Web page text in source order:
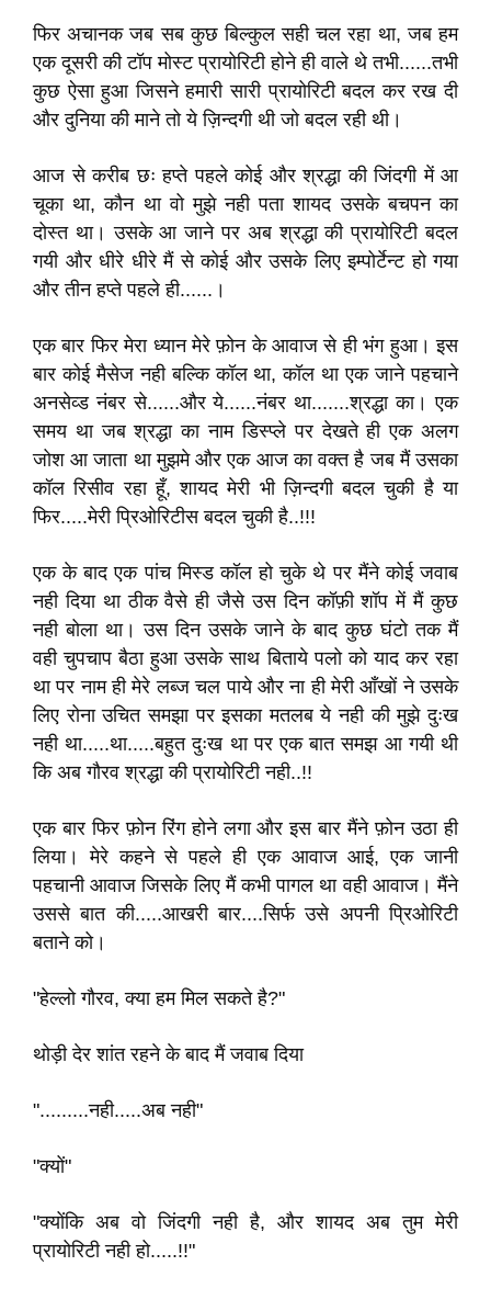
फिर अचानक जब सब कुछ बिल्कुल सही चल रहा था, जब हम
एक दूसरी की टॉप मोस्ट प्रायोरिटी होने ही वाले थे तभी......तभी
कुछ ऐसा हुआ जिसने हमारी सारी प्रायोरिटी बदल कर रख दी
और दुनिया की माने तो ये ज़िन्दगी थी जो बदल रही थी।
आज से करीब छः हप्ते पहले कोई और श्रद्धा की जिंदगी में आ
चूका था, कौन था वो मुझे नही पता शायद उसके बचपन का
दोस्त था। उसके आ जाने पर अब श्रद्धा की प्रायोरिटी बदल
गयी और धीरे धीरे मैं से कोई और उसके लिए इम्पोर्टेन्ट हो गया
और तीन हप्ते पहले ही......।
एक बार फिर मेरा ध्यान मेरे फ़ोन के आवाज से ही भंग हुआ। इस
बार कोई मैसेज नही बल्कि कॉल था, कॉल था एक जाने पहचाने
अनसेव्ड नंबर से......और ये......नंबर था.......श्रद्धा का। एक
समय था जब श्रद्धा का नाम डिस्प्ले पर देखते ही एक अलग
जोश आ जाता था मुझमे और एक आज का वक्त है जब मैं उसका
कॉल रिसीव रहा हूँ, शायद मेरी भी ज़िन्दगी बदल चुकी है या
फिर.....मेरी प्रिओरिटीस बदल चुकी है..!!!
एक के बाद एक पांच मिस्ड कॉल हो चुके थे पर मैंने कोई जवाब
नही दिया था ठीक वैसे ही जैसे उस दिन कॉफ़ी शॉप में मैं कुछ
नही बोला था। उस दिन उसके जाने के बाद कुछ घंटो तक मैं
वही चुपचाप बैठा हुआ उसके साथ बिताये पलो को याद कर रहा
था पर नाम ही मेरे लब्ज चल पाये और ना ही मेरी आँखों ने उसके
लिए रोना उचित समझा पर इसका मतलब ये नही की मुझे दुःख
नही था.....था.....बहुत दुःख था पर एक बात समझ आ गयी थी
कि अब गौरव श्रद्धा की प्रायोरिटी नही..!!
एक बार फिर फ़ोन रिंग होने लगा और इस बार मैंने फ़ोन उठा ही
लिया। मेरे कहने से पहले ही एक आवाज आई, एक जानी
पहचानी आवाज जिसके लिए मैं कभी पागल था वही आवाज। मैंने
उससे बात की.....आखरी बार....सिर्फ उसे अपनी प्रिओरिटी
बताने को।
"हेल्लो गौरव, क्या हम मिल सकते है?"
थोड़ी देर शांत रहने के बाद मैं जवाब दिया
".........नही.....अब नही"
"क्यों"
"क्योंकि अब वो जिंदगी नही है, और शायद अब तुम मेरी
प्रायोरिटी नही हो.....!!"